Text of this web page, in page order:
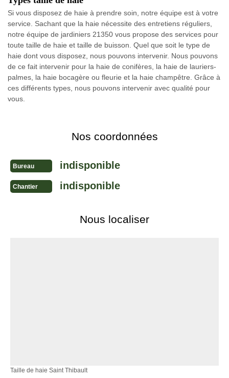
Si vous disposez de haie à prendre soin, notre équipe est à votre
service. Sachant que la haie nécessite des entretiens réguliers,
notre équipe de jardiniers 21350 vous propose des services pour
toute taille de haie et taille de buisson. Quel que soit le type de
haie dont vous disposez, nous pouvons intervenir. Nous pouvons
de ce fait intervenir pour la haie de conifères, la haie de lauriers-
palmes, la haie bocagère ou fleurie et la haie champêtre. Grâce à
ces différents types, nous pouvons intervenir avec qualité pour
vous.
Nos coordonnées
Bureau indisponible
Chantier indisponible
Nous localiser
Taille de haie Saint Thibault